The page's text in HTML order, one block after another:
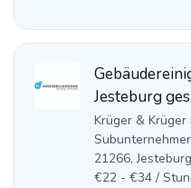
Jesteburg
Krüger & Krüger
Subunternehmer
21266,
€22 - €34 /